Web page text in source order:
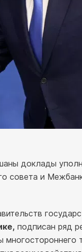
доклады
совета и
подписан ряд
многостороннего